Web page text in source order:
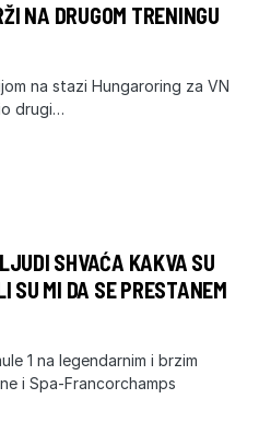
NA DRUGOM TRENINGU
na stazi Hungaroring za VN
drugi…
SHVAĆA KAKVA SU
SU MI DA SE PRESTANEM
1 na legendarnim i brzim
i Spa-Francorchamps